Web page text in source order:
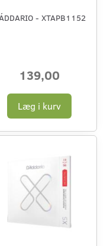
- XTAPB1152
139,00
Læg i kurv